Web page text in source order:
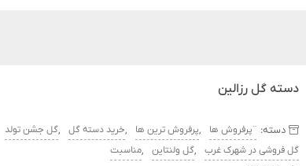
دسته گل رزالین
دسته: ¨پرفروش ها ,پرفروش ترین ها ,خرید دسته گل ,گل جشن تولد
گل فروشی در شهرک غرب ,گل ولنتاین ,مناسبت